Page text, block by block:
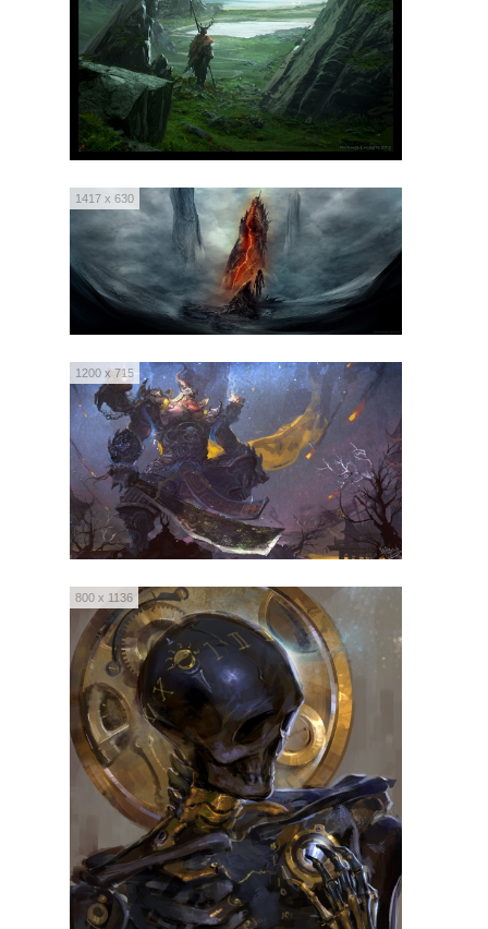
1417 x 630
1200 x 715
800 x 1136